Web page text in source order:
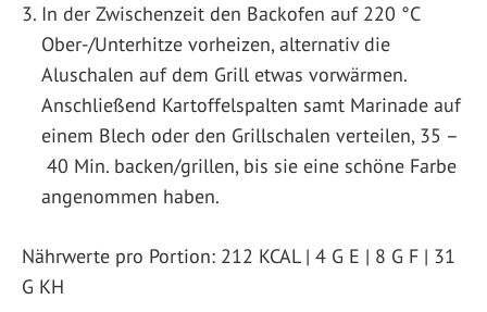
In der Zwischenzeit den Backofen auf 220 °C
Ober-/Unterhitze vorheizen, alternativ die
Aluschalen auf dem Grill etwas vorwärmen.
Anschließend Kartoffelspalten samt Marinade auf
einem Blech oder den Grillschalen verteilen, 35 –
40 Min. backen/grillen, bis sie eine schöne Farbe
angenommen haben.
Nährwerte pro Portion: 212 KCAL | 4 G E | 8 G F | 31
G KH